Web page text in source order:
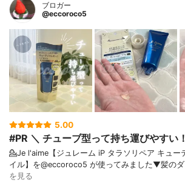
ブロガー
@eccoroco5
5.00
#PR ＼ チューブ型って持ち運びやすい
💁Je l'aime【ジュレーム iP タラソリペア キュー
イル】を@eccoroco5 が使ってみました⁡⁡⁡⁡▼⁡髪の
を見る